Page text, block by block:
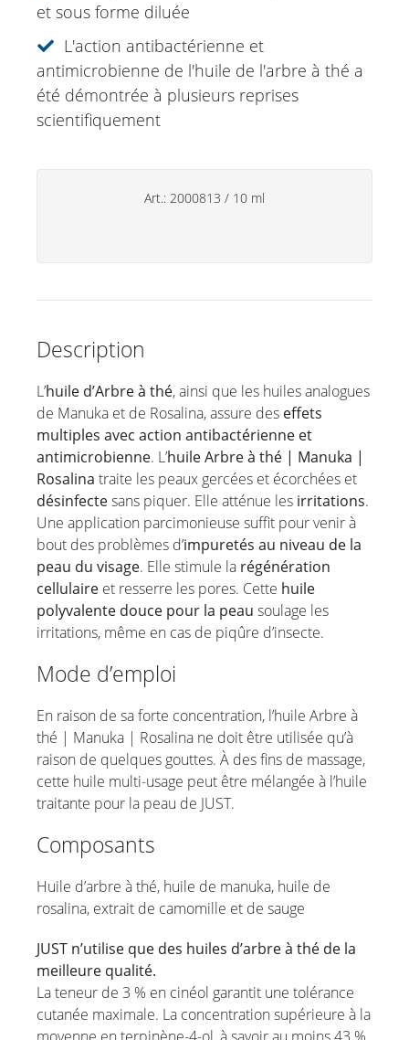
Soins de soleil
Spécialités
Soins lèvres
Déodorants
Produits ménagers
et sous forme diluée
L'action antibactérienne et
antimicrobienne de l'huile de l'arbre à thé a
été démontrée à plusieurs reprises
scientifiquement
Art.: 2000813 / 10 ml
Description
L’huile d’Arbre à thé, ainsi que les huiles analogues
de Manuka et de Rosalina, assure des effets
multiples avec action antibactérienne et
antimicrobienne. L’huile Arbre à thé | Manuka |
Rosalina traite les peaux gercées et écorchées et
désinfectesans piquer. Elle atténue les irritations.
Une application parcimonieuse suffit pour venir à
bout des problèmes d’impuretés au niveau de la
peau du visage. Elle stimule la régénération
cellulaire et resserre les pores. Cette huile
polyvalente douce pour la peau soulage les
irritations, même en cas de piqûre d’insecte.
Mode d’emploi
En raison de sa forte concentration, l’huile Arbre à
thé | Manuka | Rosalina ne doit être utilisée qu’à
raison de quelques gouttes. À des fins de massage,
cette huile multi-usage peut être mélangée à l’huile
traitante pour la peau de JUST.
Composants
Huile d’arbre à thé, huile de manuka, huile de
rosalina, extrait de camomille et de sauge
JUST n’utilise que des huiles d’arbre à thé de la
meilleure qualité.
La teneur de 3 % en cinéol garantit une tolérance
cutanée maximale. La concentration supérieure à la